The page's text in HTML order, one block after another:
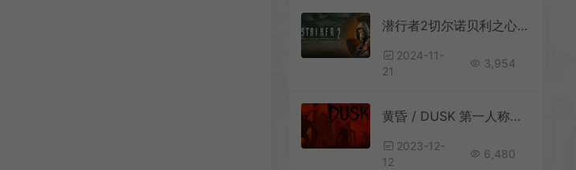
潜行者2切尔诺贝利之心(STALKER 2 Heart of Chornobyl)第一人称射击游戏|下载
2024-11-
21
3,954
黄昏 / DUSK 第一人称复古风射击游戏
2023-12-
12
6,480